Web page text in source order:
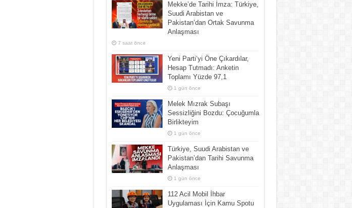
Mekke’de Tarihi İmza: Türkiye,
Suudi Arabistan ve
Pakistan’dan Ortak Savunma
Anlaşması
7 saat önce
Yeni Parti’yi Öne Çıkardılar,
Hesap Tutmadı: Anketin
Toplamı Yüzde 97,1
1 gün önce
Melek Mızrak Subaşı
Sessizliğini Bozdu: Çocuğumla
Birlikteyim
1 gün önce
Türkiye, Suudi Arabistan ve
Pakistan’dan Tarihi Savunma
Anlaşması
1 gün önce
112 Acil Mobil İhbar
Uygulaması İçin Kamu Spotu